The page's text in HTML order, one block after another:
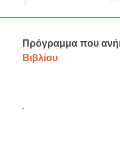
Πρόγραμμα που
Βιβλίου